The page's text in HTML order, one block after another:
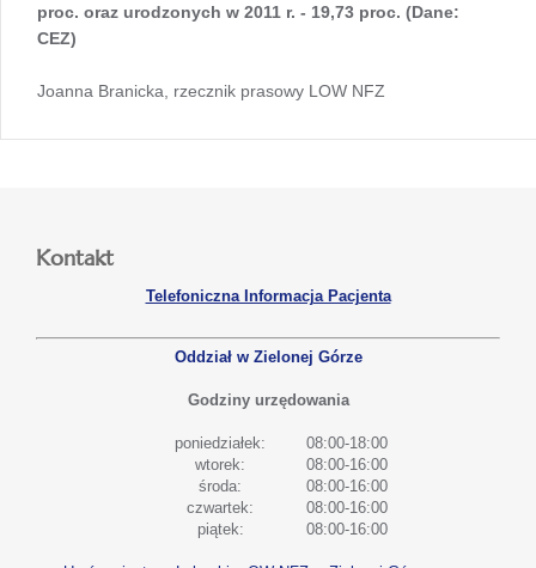
proc. oraz urodzonych w 2011 r. - 19,73 proc. (Dane:
CEZ)
Joanna Branicka, rzecznik prasowy LOW NFZ
Kontakt
Telefoniczna Informacja Pacjenta
Oddział w Zielonej Górze
Godziny urzędowania
poniedziałek:
08:00-18:00
wtorek:
08:00-16:00
środa:
08:00-16:00
czwartek:
08:00-16:00
piątek:
08:00-16:00